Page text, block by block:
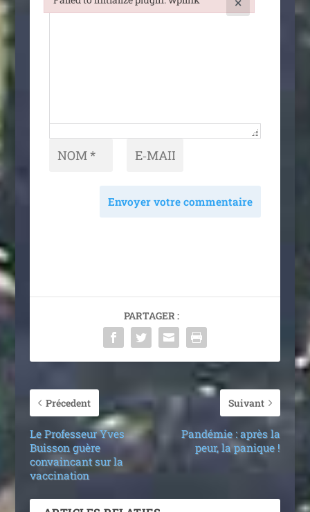
Envoyer votre commentaire
PARTAGER :
Précedent
Le Professeur Yves
Buisson guère
convaincant sur la
vaccination
Suivant
Pandémie : après la
peur, la panique !
Failed to initialize plugin: wplink